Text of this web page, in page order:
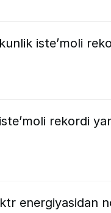
iste’moli
rekordi
energiyasidan